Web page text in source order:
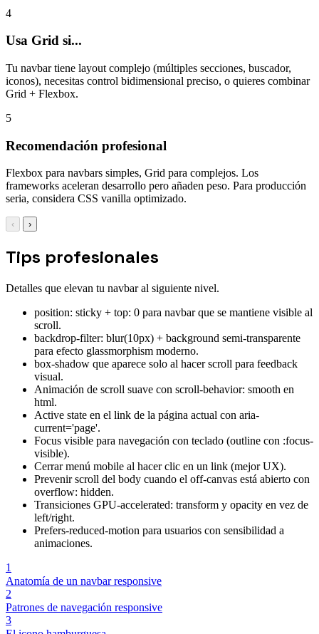
4
Usa Grid si...
Tu navbar tiene layout complejo (múltiples secciones, buscador,
iconos), necesitas control bidimensional preciso, o quieres combinar
Grid + Flexbox.
5
Recomendación profesional
Flexbox para navbars simples, Grid para complejos. Los
frameworks aceleran desarrollo pero añaden peso. Para producción
seria, considera CSS vanilla optimizado.
‹ ›
Tips profesionales
Detalles que elevan tu navbar al siguiente nivel.
position: sticky + top: 0 para navbar que se mantiene visible al
scroll.
backdrop-filter: blur(10px) + background semi-transparente
para efecto glassmorphism moderno.
box-shadow que aparece solo al hacer scroll para feedback
visual.
Animación de scroll suave con scroll-behavior: smooth en
html.
Active state en el link de la página actual con aria-
current='page'.
Focus visible para navegación con teclado (outline con :focus-
visible).
Cerrar menú mobile al hacer clic en un link (mejor UX).
Prevenir scroll del body cuando el off-canvas está abierto con
overflow: hidden.
Transiciones GPU-accelerated: transform y opacity en vez de
left/right.
Prefers-reduced-motion para usuarios con sensibilidad a
animaciones.
1
Anatomía de un navbar responsive
2
Patrones de navegación responsive
3